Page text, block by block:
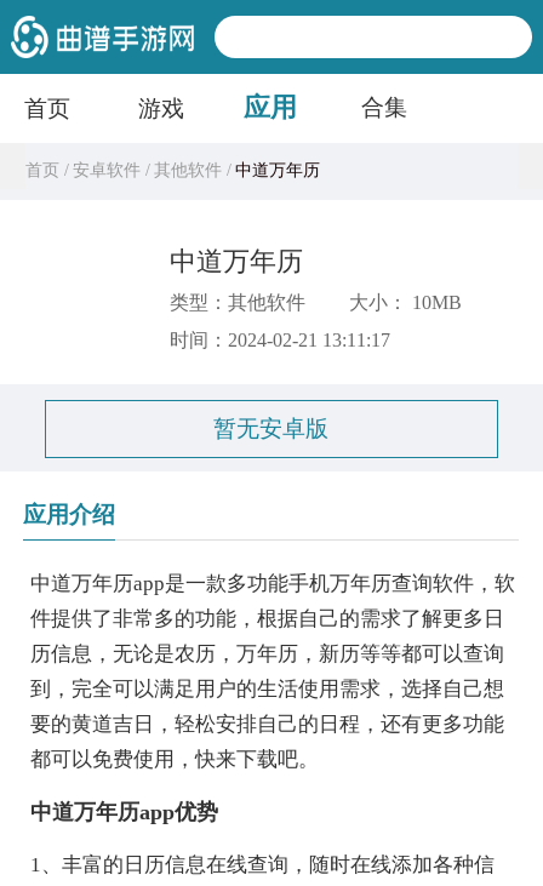
首页 游戏 应用 合集
首页 /安卓软件 /其他软件 /中道万年历
中道万年历
类型：其他软件
大小： 10MB
时间：2024-02-21 13:11:17
暂无安卓版
应用介绍
中道万年历app是一款多功能手机万年历查询软件，软
件提供了非常多的功能，根据自己的需求了解更多日
历信息，无论是农历，万年历，新历等等都可以查询
到，完全可以满足用户的生活使用需求，选择自己想
要的黄道吉日，轻松安排自己的日程，还有更多功能
都可以免费使用，快来下载吧。
中道万年历app优势
1、丰富的日历信息在线查询，随时在线添加各种信